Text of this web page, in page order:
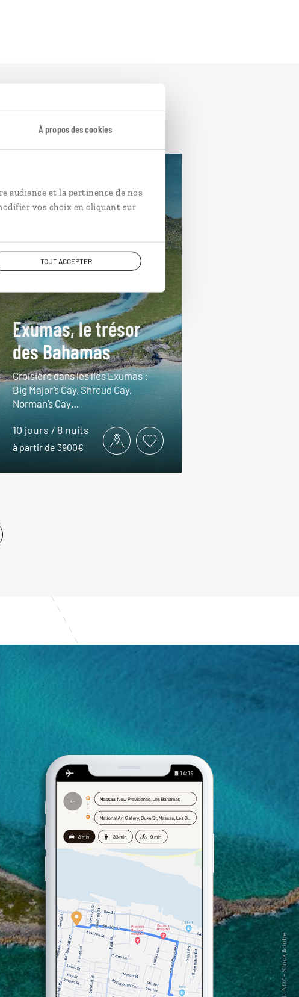
À propos des cookies
audience et la pertinence de nos
vos choix en cliquant sur
TOUT ACCEPTER
Exumas, le trésor
des Bahamas
Croisière dans les îles Exumas :
Big Major’s Cay, Shroud Cay,
Norman’s Cay…
10 jours / 8 nuits
à partir de 3900€